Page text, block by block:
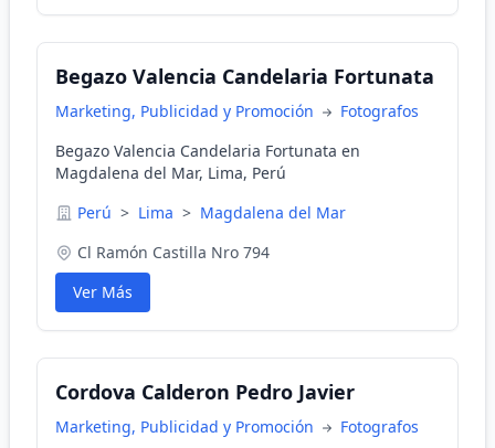
Begazo Valencia Candelaria Fortunata
Marketing, Publicidad y Promoción
Fotografos
Begazo Valencia Candelaria Fortunata en
Magdalena del Mar, Lima, Perú
Perú > Lima > Magdalena del Mar
Cl Ramón Castilla Nro 794
Ver Más
Cordova Calderon Pedro Javier
Marketing, Publicidad y Promoción
Fotografos